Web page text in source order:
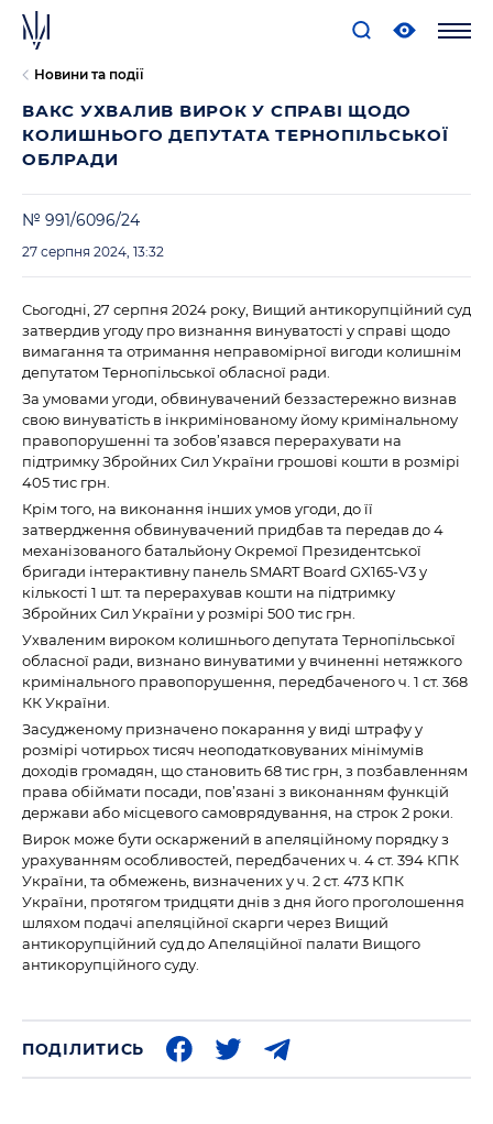
Новини та події
ВАКС УХВАЛИВ ВИРОК У СПРАВІ ЩОДО
КОЛИШНЬОГО ДЕПУТАТА ТЕРНОПІЛЬСЬКОЇ
ОБЛРАДИ
№ 991/6096/24
27 серпня 2024, 13:32
Сьогодні, 27 серпня 2024 року, Вищий антикорупційний суд
затвердив угоду про визнання винуватості у справі щодо
вимагання та отримання неправомірної вигоди колишнім
депутатом Тернопільської обласної ради.
За умовами угоди, обвинувачений беззастережно визнав
свою винуватість в інкримінованому йому кримінальному
правопорушенні та зобов’язався перерахувати на
підтримку Збройних Сил України грошові кошти в розмірі
405 тис грн.
Крім того, на виконання інших умов угоди, до її
затвердження обвинувачений придбав та передав до 4
механізованого батальйону Окремої Президентської
бригади інтерактивну панель SMART Board GX165-V3 у
кількості 1 шт. та перерахував кошти на підтримку
Збройних Сил України у розмірі 500 тис грн.
Ухваленим вироком колишнього депутата Тернопільської
обласної ради, визнано винуватими у вчиненні нетяжкого
кримінального правопорушення, передбаченого ч. 1 ст. 368
КК України.
Засудженому призначено покарання у виді штрафу у
розмірі чотирьох тисяч неоподатковуваних мінімумів
доходів громадян, що становить 68 тис грн, з позбавленням
права обіймати посади, пов’язані з виконанням функцій
держави або місцевого самоврядування, на строк 2 роки.
Вирок може бути оскаржений в апеляційному порядку з
урахуванням особливостей, передбачених ч. 4 ст. 394 КПК
України, та обмежень, визначених у ч. 2 ст. 473 КПК
України, протягом тридцяти днів з дня його проголошення
шляхом подачі апеляційної скарги через Вищий
антикорупційний суд до Апеляційної палати Вищого
антикорупційного суду.
ПОДІЛИТИСЬ